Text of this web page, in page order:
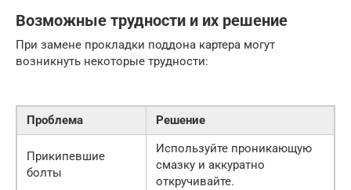
Возможные трудности и их решение
При замене прокладки поддона картера могут
возникнуть некоторые трудности:
Проблема Решение
Прикипевшие
болты
Используйте проникающую
смазку и аккуратно
откручивайте.